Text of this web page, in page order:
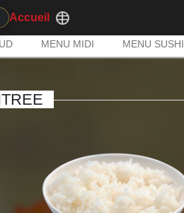
Accueil
MENU MIDI MENU SUSHI